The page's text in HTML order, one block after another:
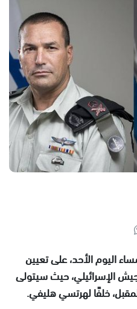
اليوم الأحد، على تعيين
الإسرائيلي، حيث سيتولى
خلفًا لهرتسي هليفي.